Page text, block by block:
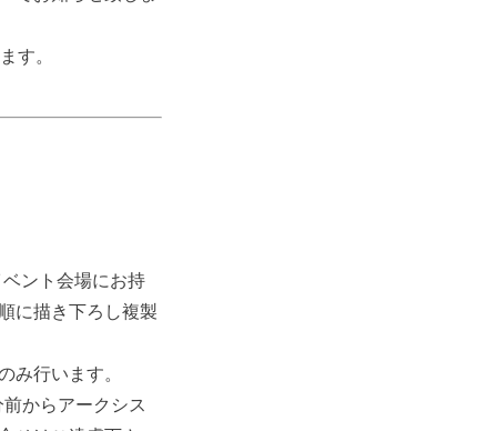
す。
ント会場にお持
に描き下ろし複製
み行います。
からアークシス